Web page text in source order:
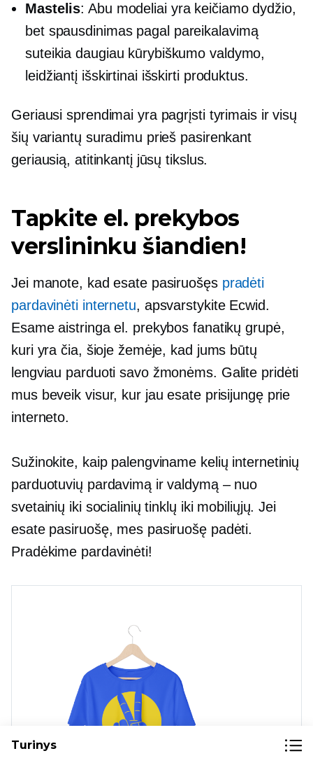
Mastelis: Abu modeliai yra keičiamo dydžio,
bet spausdinimas pagal pareikalavimą
suteikia daugiau kūrybiškumo valdymo,
leidžiantį išskirtinai išskirti produktus.
Geriausi sprendimai yra pagrįsti tyrimais ir visų
šių variantų suradimu prieš pasirenkant
geriausią, atitinkantį jūsų tikslus.
Tapkite el. prekybos
verslininku šiandien!
Jei manote, kad esate pasiruošęs pradėti
pardavinėti internetu, apsvarstykite Ecwid.
Esame aistringa el. prekybos fanatikų grupė,
kuri yra čia, šioje žemėje, kad jums būtų
lengviau parduoti savo žmonėms. Galite pridėti
mus beveik visur, kur jau esate prisijungę prie
interneto.
Sužinokite, kaip palengviname kelių internetinių
parduotuvių pardavimą ir valdymą – nuo ​​
svetainių iki socialinių tinklų iki mobiliųjų. Jei
esate pasiruošę, mes pasiruošę padėti.
Pradėkime pardavinėti!
Turinys